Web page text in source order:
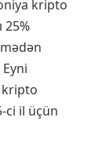
kripto
25%
kripto
ci il üçün